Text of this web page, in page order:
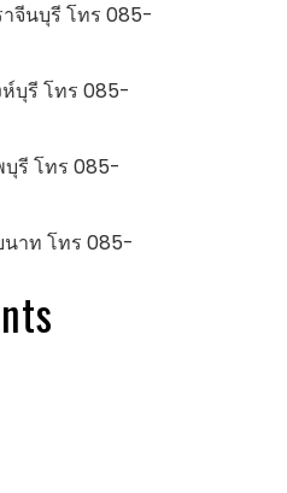
จีนบุรี โทร 085-
บุรี โทร 085-
บุรี โทร 085-
นาท โทร 085-